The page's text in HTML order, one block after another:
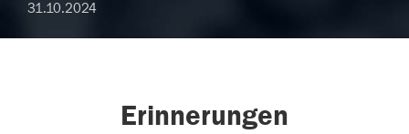
31.10.2024
Erinnerungen